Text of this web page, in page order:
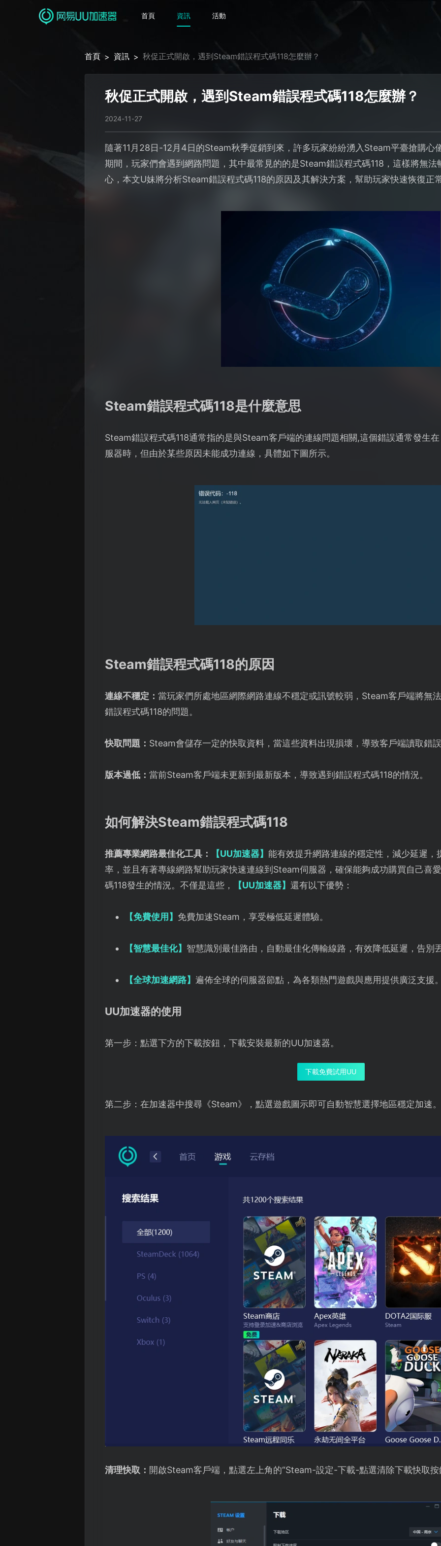
首頁 資訊 活動
首頁 > 資訊 > 秋促正式開啟，遇到Steam錯誤程式碼118怎麼辦？
秋促正式開啟，遇到Steam錯誤程式碼118怎麼辦？
2024-11-27
隨著11月28日-12月4日的Steam秋季促銷到來，許多玩家紛紛湧入Steam平臺搶購心
期間，玩家們會遇到網路問題，其中最常見的的是Steam錯誤程式碼118，這樣將無
心，本文U妹將分析Steam錯誤程式碼118的原因及其解決方案，幫助玩家快速恢復正常
Steam錯誤程式碼118是什麼意思
Steam錯誤程式碼118通常指的是與Steam客戶端的連線問題相關,這個錯誤通常發生
服器時，但由於某些原因未能成功連線，具體如下圖所示。
Steam錯誤程式碼118的原因
連線不穩定： 當玩家們所處地區網際網路連線不穩定或訊號較弱，Steam客戶端將無
錯誤程式碼118的問題。
快取問題： Steam會儲存一定的快取資料，當這些資料出現損壞，導致客戶端讀取錯誤
版本過低： 當前Steam客戶端未更新到最新版本，導致遇到錯誤程式碼118的情況。
如何解決Steam錯誤程式碼118
推薦專業網路最佳化工具： 【UU加速器】 能有效提升網路連線的穩定性，減少延遲
率，並且有著專線網路幫助玩家快速連線到Steam伺服器，確保能夠成功購買自己喜
碼118發生的情況。不僅是這些，
【UU加速器】 還有以下優勢：
【免費使用】 免費加速Steam，享受極低延遲體驗。
【智慧最佳化】 智慧識別最佳路由，自動最佳化傳輸線路，有效降低延遲，告別
【全球加速網路】 遍佈全球的伺服器節點，為各類熱門遊戲與應用提供廣泛支
UU加速器的使用
第一步：點選下方的下載按鈕，下載安裝最新的UU加速器。
下載免費試用UU
第二步：在加速器中搜尋《Steam》，點選遊戲圖示即可自動智慧選擇地區穩定加速。
清理快取： 開啟Steam客戶端，點選左上角的“Steam-設定-下載-點選清除下載快取按